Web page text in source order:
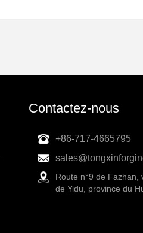
Contactez-nous
+86-717-4665795
Route n°9 de Fazhan,
de Yidu, province du